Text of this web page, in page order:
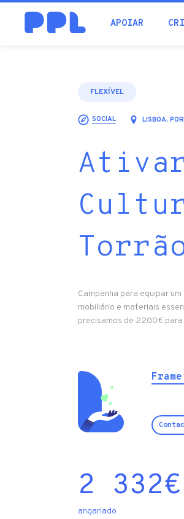
APOIAR
procura
FLEXÍVEL
SOCIAL LISBOA,
Campanha para equipar
mobiliário e materiais
precisamos de 2200€
2 332€
angariado